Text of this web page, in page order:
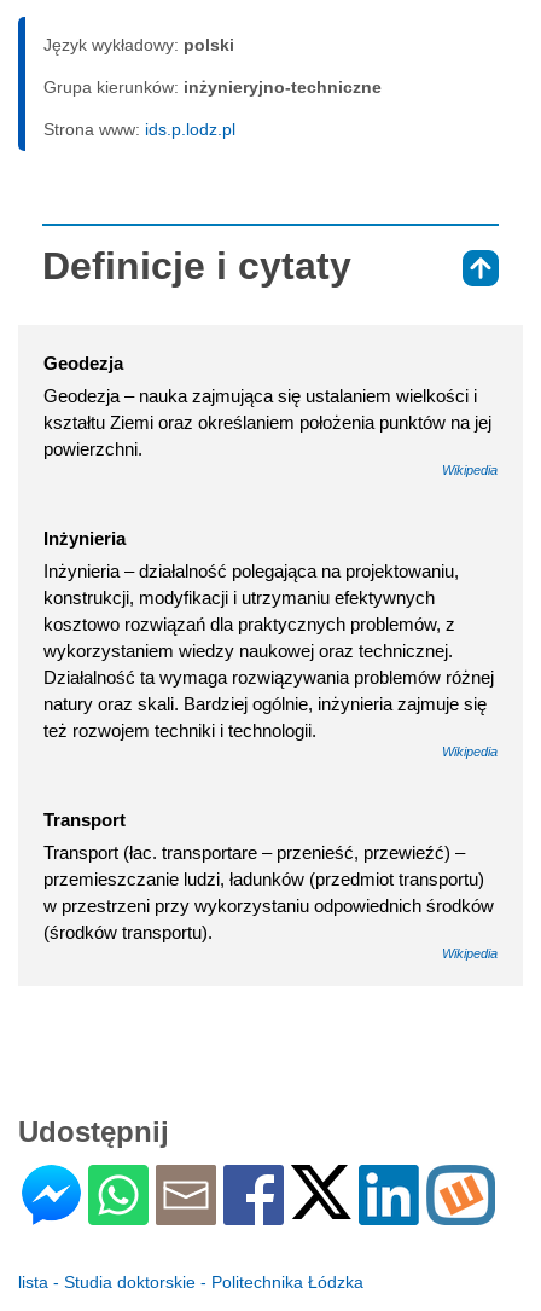
Język wykładowy: polski
Grupa kierunków: inżynieryjno-techniczne
Strona www: ids.p.lodz.pl
Definicje i cytaty
Geodezja
Geodezja – nauka zajmująca się ustalaniem wielkości i
kształtu Ziemi oraz określaniem położenia punktów na jej
powierzchni.
Wikipedia
Inżynieria
Inżynieria – działalność polegająca na projektowaniu,
konstrukcji, modyfikacji i utrzymaniu efektywnych
kosztowo rozwiązań dla praktycznych problemów, z
wykorzystaniem wiedzy naukowej oraz technicznej.
Działalność ta wymaga rozwiązywania problemów różnej
natury oraz skali. Bardziej ogólnie, inżynieria zajmuje się
też rozwojem techniki i technologii.
Wikipedia
Transport
Transport (łac. transportare – przenieść, przewieźć) –
przemieszczanie ludzi, ładunków (przedmiot transportu)
w przestrzeni przy wykorzystaniu odpowiednich środków
(środków transportu).
Wikipedia
Udostępnij
lista - Studia doktorskie - Politechnika Łódzka